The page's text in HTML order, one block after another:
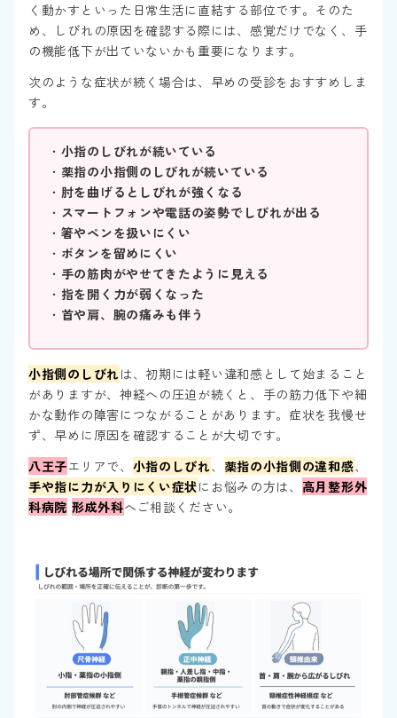
く動かすといった日常生活に直結する部位です。そのた
め、しびれの原因を確認する際には、感覚だけでなく、手
の機能低下が出ていないかも重要になります。
次のような症状が続く場合は、早めの受診をおすすめしま
す。
・ 小指のしびれが続いている
・ 薬指の小指側のしびれが続いている
・ 肘を曲げるとしびれが強くなる
・ スマートフォンや電話の姿勢でしびれが出る
・ 箸やペンを扱いにくい
・ ボタンを留めにくい
・ 手の筋肉がやせてきたように見える
・ 指を開く力が弱くなった
・ 首や肩、腕の痛みも伴う
小指側のしびれは、初期には軽い違和感として始まること
がありますが、神経への圧迫が続くと、手の筋力低下や細
かな動作の障害につながることがあります。症状を我慢せ
ず、早めに原因を確認することが大切です。
八王子エリアで、 小指のしびれ、 薬指の小指側の違和感、
手や指に力が入りにくい症状にお悩みの方は、 高月整形外
科病院 形成外科へご相談ください。